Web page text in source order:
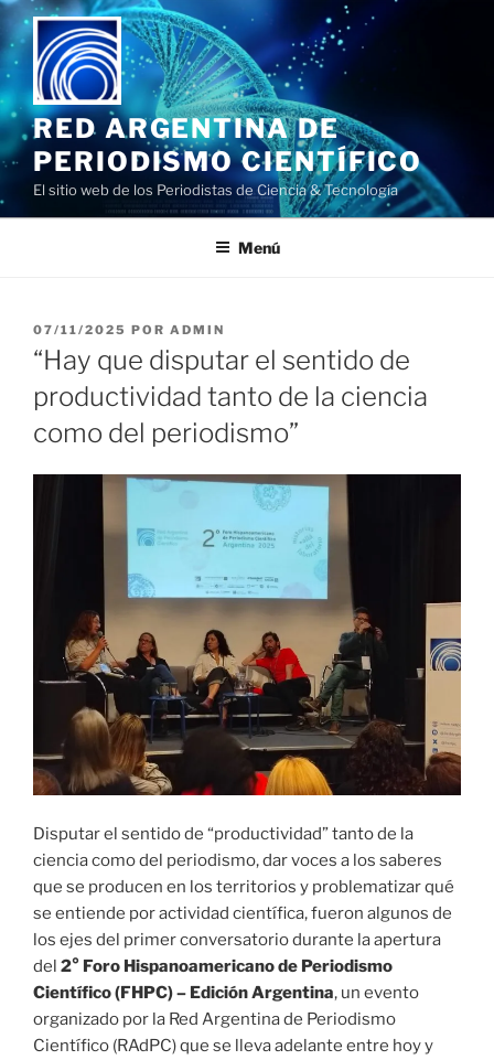
Saltar
al
contenido
RED ARGENTINA DE
PERIODISMO CIENTÍFICO
El sitio web de los Periodistas de Ciencia & Tecnología
Menú
PUBLICADO
EL
07/11/2025 POR ADMIN
“Hay que disputar el sentido de
productividad tanto de la ciencia
como del periodismo”
Disputar el sentido de “productividad” tanto de la
ciencia como del periodismo, dar voces a los saberes
que se producen en los territorios y problematizar qué
se entiende por actividad científica, fueron algunos de
los ejes del primer conversatorio durante la apertura
del 2° Foro Hispanoamericano de Periodismo
Científico (FHPC) – Edición Argentina, un evento
organizado por la Red Argentina de Periodismo
Científico (RAdPC) que se lleva adelante entre hoy y